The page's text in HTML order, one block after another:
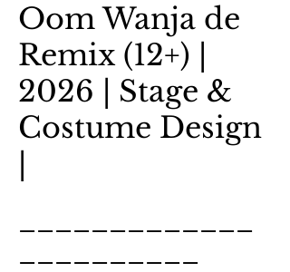
Oom Wanja de
Remix (12+) |
2026 | Stage &
Costume Design